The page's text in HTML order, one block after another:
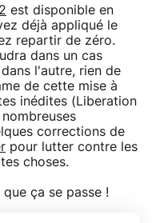
est disponible en
déjà appliqué le
repartir de zéro.
dans un cas
l'autre, rien de
de cette mise à
inédites (Liberation
corrections de
pour lutter contre les
choses.
que ça se passe !